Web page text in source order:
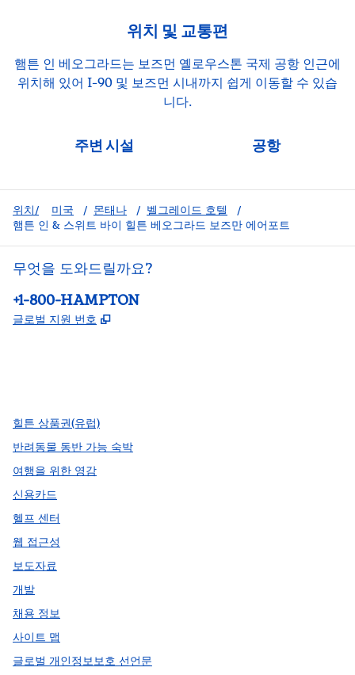
위치 및 교통편
햄튼 인 베오그라드는 보즈먼 옐로우스톤 국제 공항 인근에
위치해 있어 I-90 및 보즈먼 시내까지 쉽게 이동할 수 있습
니다.
주변 시설 공항
위치/ 미국 / 몬태나 / 벨그레이드 호텔
/
햄튼 인 & 스위트 바이 힐튼 베오그라드 보즈만 에어포트
무엇을 도와드릴까요?
전화:
+1-800-HAMPTON
글로벌 지원 번호 ,
힐튼 상품권(유럽)
반려동물 동반 가능 숙박
여행을 위한 영감
신용카드
헬프 센터
웹 접근성
보도자료
개발
채용 정보
사이트 맵
글로벌 개인정보보호 선언문